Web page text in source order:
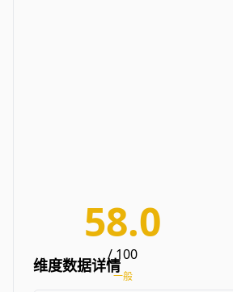
58.0
/ 100
一般
维度数据详情